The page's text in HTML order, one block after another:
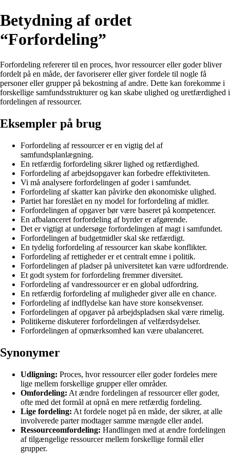
Betydning af ordet
“Forfordeling”
Forfordeling refererer til en proces, hvor ressourcer eller goder bliver
fordelt på en måde, der favoriserer eller giver fordele til nogle få
personer eller grupper på bekostning af andre. Dette kan forekomme i
forskellige samfundsstrukturer og kan skabe ulighed og uretfærdighed i
fordelingen af ressourcer.
Eksempler på brug
Forfordeling af ressourcer er en vigtig del af
samfundsplanlægning.
En retfærdig forfordeling sikrer lighed og retfærdighed.
Forfordeling af arbejdsopgaver kan forbedre effektiviteten.
Vi må analysere forfordelingen af goder i samfundet.
Forfordeling af skatter kan påvirke den økonomiske ulighed.
Partiet har foreslået en ny model for forfordeling af midler.
Forfordelingen af opgaver bør være baseret på kompetencer.
En afbalanceret forfordeling af byrder er afgørende.
Det er vigtigt at undersøge forfordelingen af magt i samfundet.
Forfordelingen af budgetmidler skal ske retfærdigt.
En tydelig forfordeling af ressourcer kan skabe konflikter.
Forfordeling af rettigheder er et centralt emne i politik.
Forfordelingen af pladser på universitetet kan være udfordrende.
Et godt system for forfordeling fremmer diversitet.
Forfordeling af vandressourcer er en global udfordring.
En retfærdig forfordeling af muligheder giver alle en chance.
Forfordeling af indflydelse kan have store konsekvenser.
Forfordelingen af opgaver på arbejdspladsen skal være rimelig.
Politikerne diskuterer forfordelingen af velfærdsydelser.
Forfordelingen af opmærksomhed kan være ubalanceret.
Synonymer
Udligning: Proces, hvor ressourcer eller goder fordeles mere
lige mellem forskellige grupper eller områder.
Omfordeling: At ændre fordelingen af ressourcer eller goder,
ofte med det formål at opnå en mere retfærdig fordeling.
Lige fordeling: At fordele noget på en måde, der sikrer, at alle
involverede parter modtager samme mængde eller andel.
Ressourceomfordeling: Handlingen med at ændre fordelingen
af tilgængelige ressourcer mellem forskellige formål eller
grupper.